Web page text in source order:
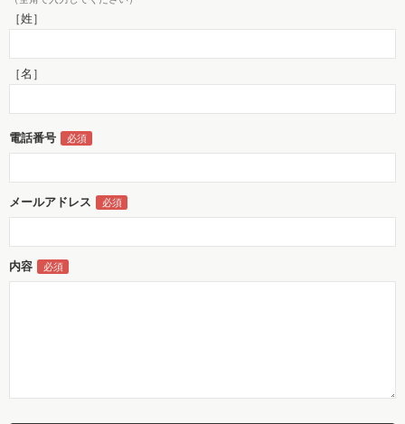
［姓］
［名］
電話番号
メールアドレス
内容